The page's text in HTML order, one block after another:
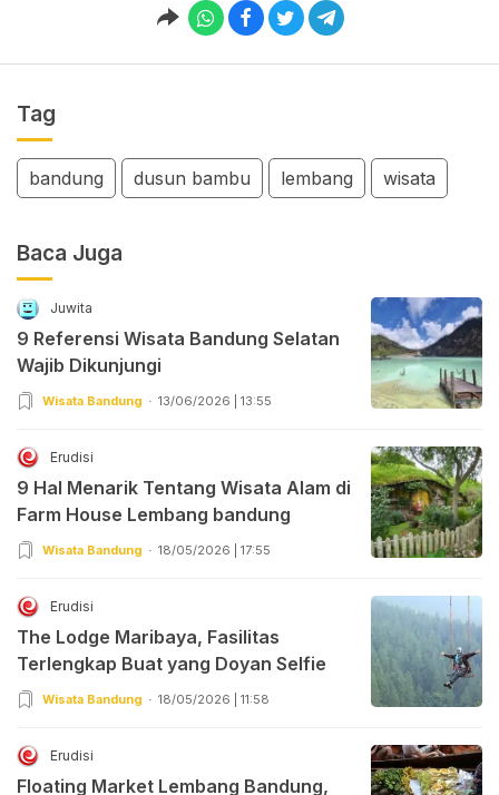
Tag
bandung dusun bambu lembang wisata
Baca Juga
Juwita
9 Referensi Wisata Bandung Selatan
Wajib Dikunjungi
Wisata Bandung 13/06/2026 | 13:55
Erudisi
9 Hal Menarik Tentang Wisata Alam di
Farm House Lembang bandung
Wisata Bandung 18/05/2026 | 17:55
Erudisi
The Lodge Maribaya, Fasilitas
Terlengkap Buat yang Doyan Selfie
Wisata Bandung 18/05/2026 | 11:58
Erudisi
Floating Market Lembang Bandung,